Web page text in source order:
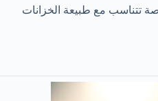
تتناسب مع طبيعة الخزانات